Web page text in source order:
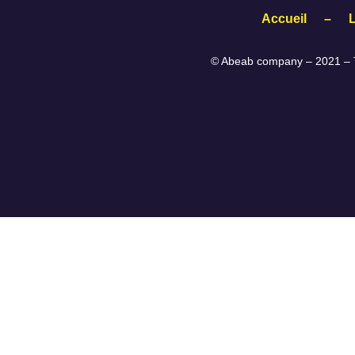
Accueil –
© Abeab company – 2021